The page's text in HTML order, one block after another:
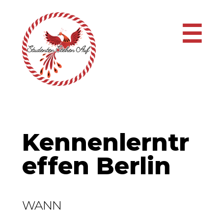
☰
Kennenlerntr
effen Berlin
WANN